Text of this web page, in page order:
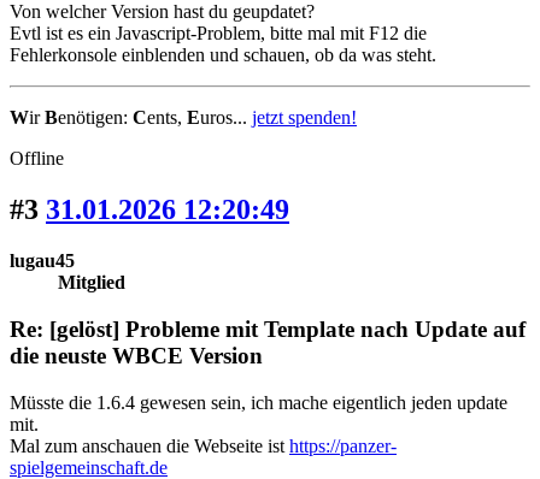
Von welcher Version hast du geupdatet?
Evtl ist es ein Javascript-Problem, bitte mal mit F12 die
Fehlerkonsole einblenden und schauen, ob da was steht.
WirBenötigen: Cents, Euros... jetzt spenden!
Offline
#3 31.01.2026 12:20:49
lugau45
Mitglied
Re: [gelöst] Probleme mit Template nach Update auf
die neuste WBCE Version
Müsste die 1.6.4 gewesen sein, ich mache eigentlich jeden update
mit.
Mal zum anschauen die Webseite ist https://panzer-
spielgemeinschaft.de